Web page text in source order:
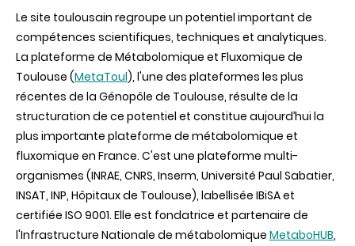
Le site toulousain regroupe un potentiel important de
compétences scientifiques, techniques et analytiques.
La plateforme de Métabolomique et Fluxomique de
Toulouse (MetaToul), l'une des plateformes les plus
récentes de la Génopôle de Toulouse, résulte de la
structuration de ce potentiel et constitue aujourd’hui la
plus importante plateforme de métabolomique et
fluxomique en France. C'est une plateforme multi-
organismes (INRAE, CNRS, Inserm, Université Paul Sabatier,
INSAT, INP, Hôpitaux de Toulouse), labellisée IBiSA et
certifiée ISO 9001. Elle est fondatrice et partenaire de
l'Infrastructure Nationale de métabolomique MetaboHUB,